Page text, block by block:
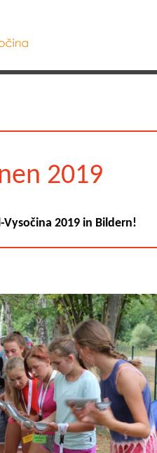
2019
2019 in Bildern!